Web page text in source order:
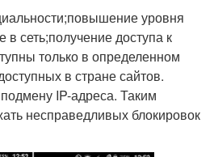
уровня
в сеть;получение доступа к
только в определенном
в стране сайтов.
IP-адреса. Таким
несправедливых блокировок